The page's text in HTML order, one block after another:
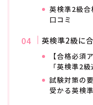
記事に関するご要望が
お問い
英検準2級合
口コミ
英検準2級に
【合格必須
「英検準2
試験対策の
受かる英検